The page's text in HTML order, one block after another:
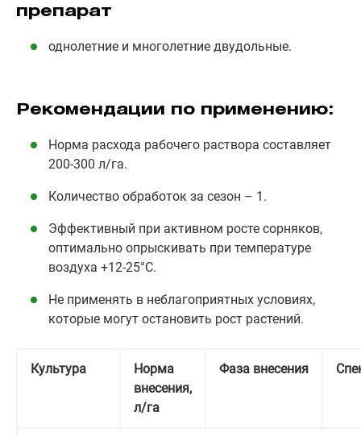
препарат
однолетние и многолетние двудольные.
Рекомендации по применению:
Норма расхода рабочего раствора составляет
200-300 л/га.
Количество обработок за сезон – 1.
Эффективный при активном росте сорняков,
оптимально опрыскивать при температуре
воздуха +12-25°С.
Не применять в неблагоприятных условиях,
которые могут остановить рост растений.
Культура
Норма
внесения,
л/га
Фаза внесения